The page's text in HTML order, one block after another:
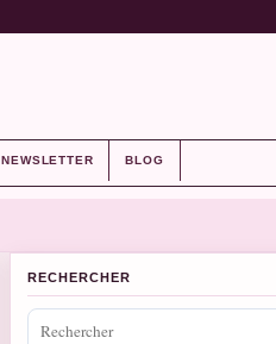
NEWSLETTER BLOG
RECHERCHER